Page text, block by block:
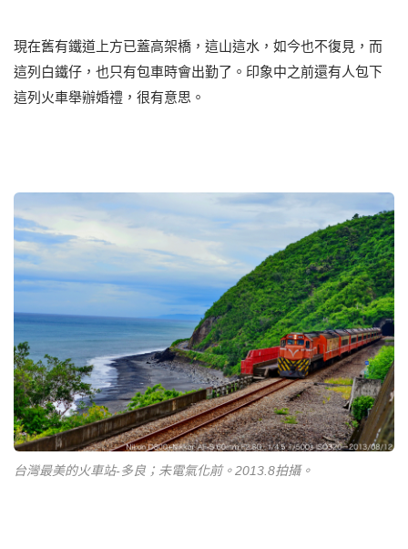
現在舊有鐵道上方已蓋高架橋，這山這水，如今也不復見，而
這列白鐵仔，也只有包車時會出勤了。印象中之前還有人包下
這列火車舉辦婚禮，很有意思。
台灣最美的火車站-多良；未電氣化前。2013.8拍攝。